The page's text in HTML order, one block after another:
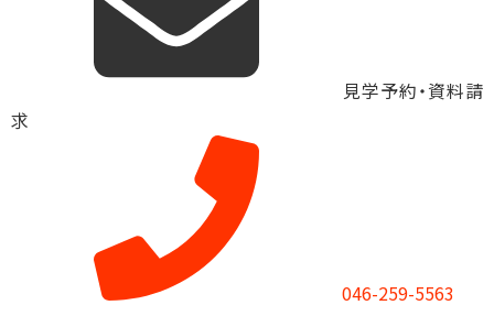
見学予約・資料請
求
046-259-5563